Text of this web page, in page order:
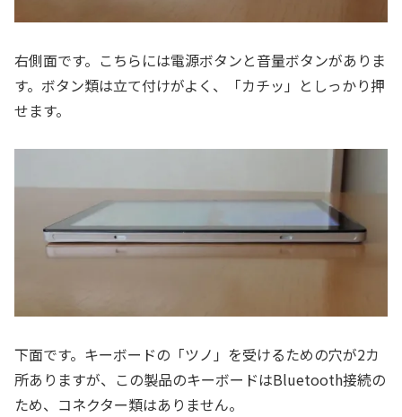
右側面です。こちらには電源ボタンと音量ボタンがありま
す。ボタン類は立て付けがよく、「カチッ」としっかり押
せます。
下面です。キーボードの「ツノ」を受けるための穴が2カ
所ありますが、この製品のキーボードはBluetooth接続の
ため、コネクター類はありません。